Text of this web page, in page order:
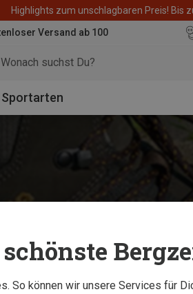
Highlights zum unschlagbaren Preis! Bis
Versand ab 100
Sportarten
So können wir unsere Services für